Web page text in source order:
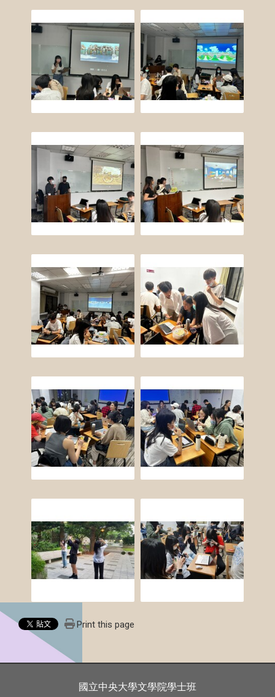
Print this page
國立中央大學文學院學士班